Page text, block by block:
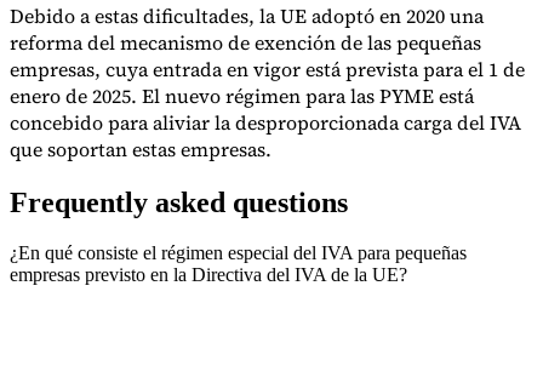
Debido a estas dificultades, la UE adoptó en 2020 una
reforma del mecanismo de exención de las pequeñas
empresas, cuya entrada en vigor está prevista para el 1 de
enero de 2025. El nuevo régimen para las PYME está
concebido para aliviar la desproporcionada carga del IVA
que soportan estas empresas.
Frequently asked questions
¿En qué consiste el régimen especial del IVA para pequeñas
empresas previsto en la Directiva del IVA de la UE?